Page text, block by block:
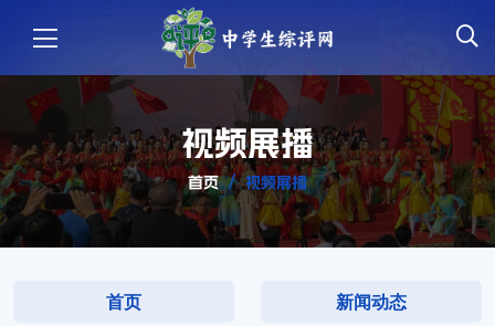
视频展播
首页 视频展播
首页 新闻动态